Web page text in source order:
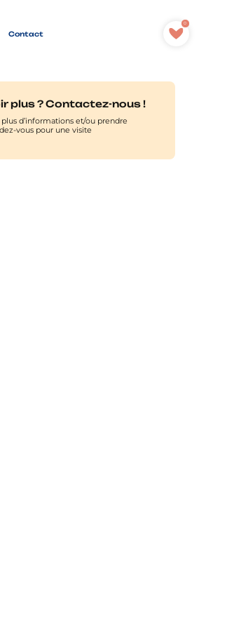
Contact
0
plus ? Contactez-nous !
d’informations et/ou prendre
vous pour une visite